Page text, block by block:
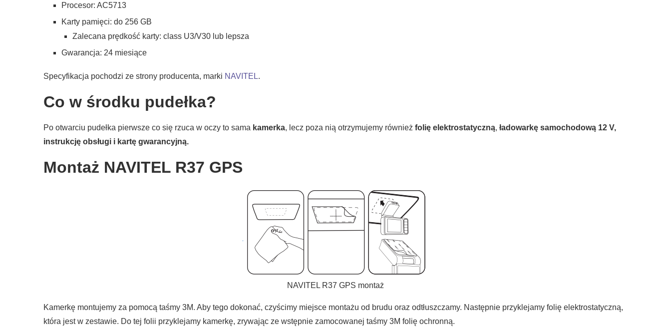
Procesor: AC5713
Karty pamięci: do 256 GB
Zalecana prędkość karty: class U3/V30 lub lepsza
Gwarancja: 24 miesiące
Specyfikacja pochodzi ze strony producenta, marki NAVITEL.
Co w środku pudełka?
Po otwarciu pudełka pierwsze co się rzuca w oczy to sama kamerka, lecz poza nią otrzymujemy również folię elektrostatyczną, ładowarkę samochodową 12 V,
instrukcję obsługi i kartę gwarancyjną.
Montaż NAVITEL R37 GPS
NAVITEL R37 GPS montaż
Kamerkę montujemy za pomocą taśmy 3M. Aby tego dokonać, czyścimy miejsce montażu od brudu oraz odtłuszczamy. Następnie przyklejamy folię elektrostatyczną,
która jest w zestawie. Do tej folii przyklejamy kamerkę, zrywając ze wstępnie zamocowanej taśmy 3M folię ochronną.